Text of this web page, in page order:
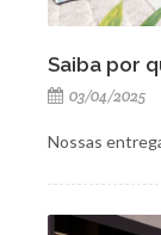
Saiba por
03/04/2025
Nossas